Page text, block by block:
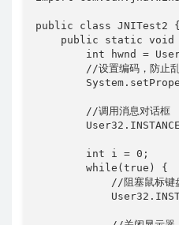
public class JNITest2 {
public static
int hwnd =
//设置编码，防止
        //调用消息对话框
        int i = 0;
        while(true) {
//阻塞鼠标键